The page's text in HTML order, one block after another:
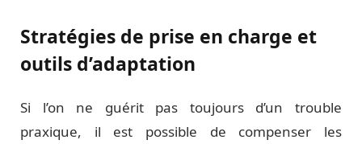
Stratégies de prise en charge et
outils d’adaptation
Si l’on ne guérit pas toujours d’un trouble
praxique, il est possible de compenser les